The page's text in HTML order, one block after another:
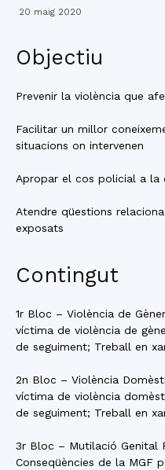
20 maig 2020
Objectiu
Prevenir la violència que
Facilitar un millor
situacions on intervenen
Apropar el cos policial a la
Atendre qüestions
exposats
Contingut
1r Bloc – Violència de
víctima de violència de
de seguiment; Treball en
2n Bloc – Violència
víctima de violència
de seguiment; Treball en
3r Bloc – Mutilació Genital
Conseqüències de la MGF